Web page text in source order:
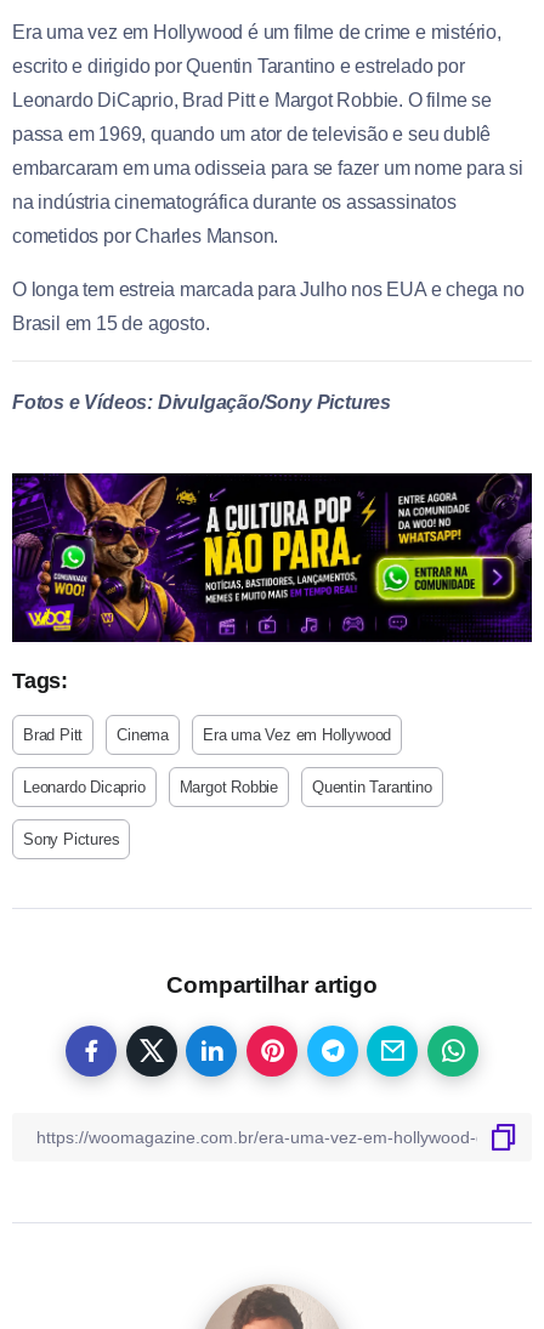
Era uma vez em Hollywood é um filme de crime e mistério,
escrito e dirigido por Quentin Tarantino e estrelado por
Leonardo DiCaprio, Brad Pitt e Margot Robbie. O filme se
passa em 1969, quando um ator de televisão e seu dublê
embarcaram em uma odisseia para se fazer um nome para si
na indústria cinematográfica durante os assassinatos
cometidos por Charles Manson.
O longa tem estreia marcada para Julho nos EUA e chega no
Brasil em 15 de agosto.
Fotos e Vídeos: Divulgação/Sony Pictures
Tags:
Brad Pitt Cinema Era uma Vez em Hollywood
Leonardo Dicaprio Margot Robbie Quentin Tarantino
Sony Pictures
Compartilhar artigo